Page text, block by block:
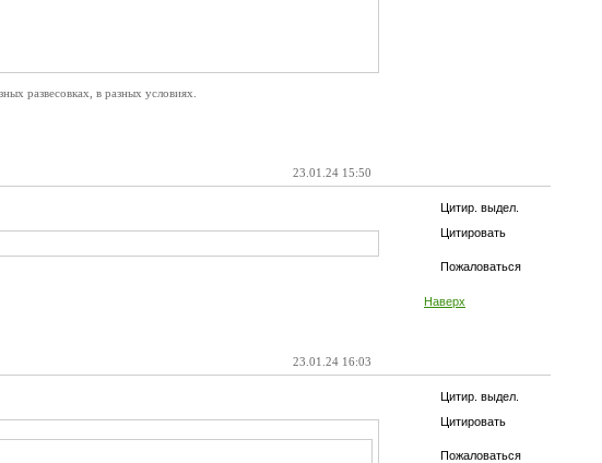
развесовках, в разных условиях.
23.01.24 15:50
Цитир. выдел.
Цитировать
Пожаловаться
Наверх
23.01.24 16:03
Цитир. выдел.
Цитировать
Пожаловаться